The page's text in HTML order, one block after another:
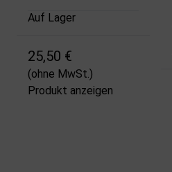
Auf Lager
25,50 €
(ohne MwSt.)
Produkt anzeigen